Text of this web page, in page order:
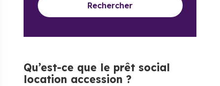
Rechercher
Qu’est-ce que le prêt social
location accession ?